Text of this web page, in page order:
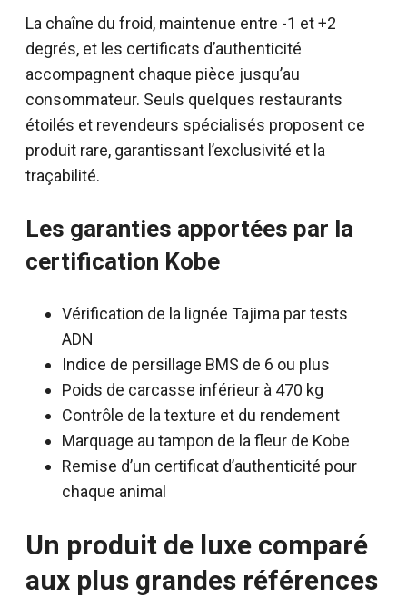
La chaîne du froid, maintenue entre -1 et +2
degrés, et les certificats d’authenticité
accompagnent chaque pièce jusqu’au
consommateur. Seuls quelques restaurants
étoilés et revendeurs spécialisés proposent ce
produit rare, garantissant l’exclusivité et la
traçabilité.
Les garanties apportées par la
certification Kobe
Vérification de la lignée Tajima par tests
ADN
Indice de persillage BMS de 6 ou plus
Poids de carcasse inférieur à 470 kg
Contrôle de la texture et du rendement
Marquage au tampon de la fleur de Kobe
Remise d’un certificat d’authenticité pour
chaque animal
Un produit de luxe comparé
aux plus grandes références